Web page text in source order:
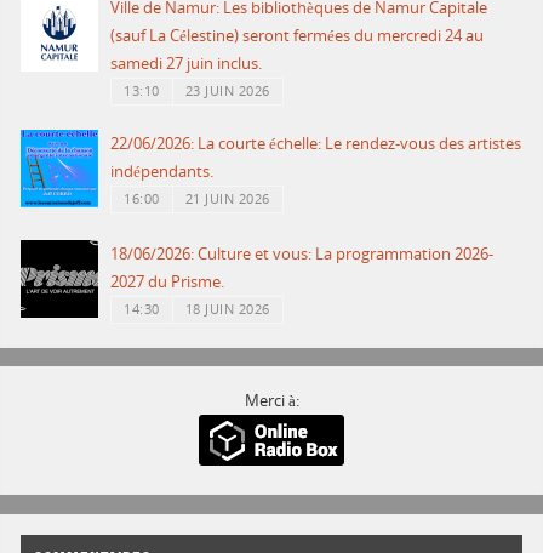
Ville de Namur: Les bibliothèques de Namur Capitale
(sauf La Célestine) seront fermées du mercredi 24 au
samedi 27 juin inclus.
13:10 23 JUIN 2026
22/06/2026: La courte échelle: Le rendez-vous des artistes
indépendants.
16:00 21 JUIN 2026
18/06/2026: Culture et vous: La programmation 2026-
2027 du Prisme.
14:30 18 JUIN 2026
Merci à: